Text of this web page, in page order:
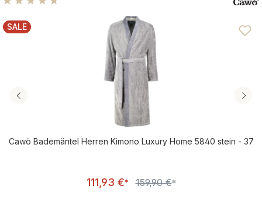
Durchschnittliche Bewertung von 4.81 von 5 Sternen
RABATT
SALE
Cawö Bademäntel Herren Kimono Luxury Home 5840 stein - 37
111,93 €* Regulärer Preis:
159,90 €*